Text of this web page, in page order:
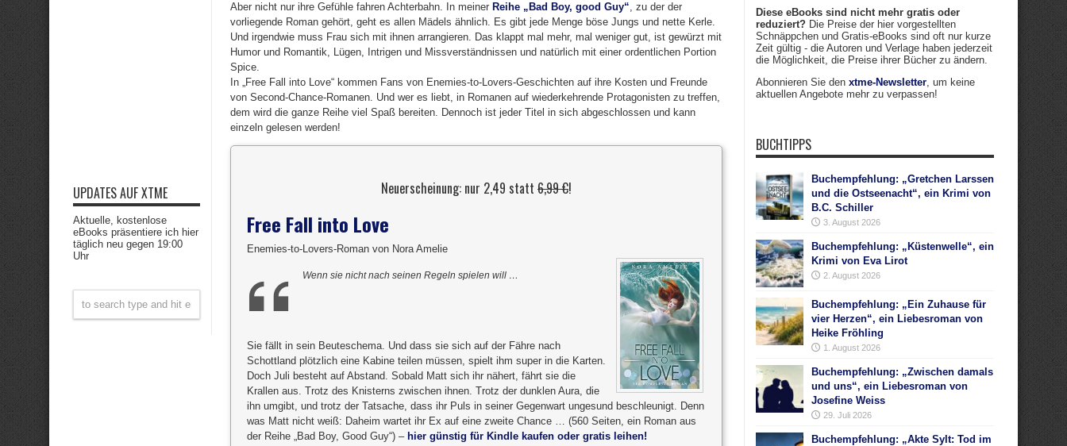
Aber nicht nur ihre Gefühle fahren Achterbahn. In meiner Reihe „Bad Boy, good Guy“, zu der der
vorliegende Roman gehört, geht es allen Mädels ähnlich. Es gibt jede Menge böse Jungs und nette Kerle.
Und irgendwie muss Frau sich mit ihnen arrangieren. Das klappt mal mehr, mal weniger gut, ist gewürzt mit
Humor und Romantik, Lügen, Intrigen und Missverständnissen und natürlich mit einer ordentlichen Portion
Spice.
In „Free Fall into Love“ kommen Fans von Enemies-to-Lovers-Geschichten auf ihre Kosten und Freunde
von Second-Chance-Romanen. Und wer es liebt, in Romanen auf wiederkehrende Protagonisten zu treffen,
dem wird die ganze Reihe viel Spaß bereiten. Dennoch ist jeder Titel in sich abgeschlossen und kann
einzeln gelesen werden!
Neuerscheinung: nur 2,49 statt 6,99 €!
Free Fall into Love
Enemies-to-Lovers-Roman von Nora Amelie
Wenn sie nicht nach seinen Regeln spielen will …
Sie fällt in sein Beuteschema. Und dass sie sich auf der Fähre nach
Schottland plötzlich eine Kabine teilen müssen, spielt ihm super in die Karten.
Doch Juli besteht auf Abstand. Sobald Matt sich ihr nähert, fährt sie die
Krallen aus. Trotz des Knisterns zwischen ihnen. Trotz der dunklen Aura, die
ihn umgibt, und trotz der Tatsache, dass ihr Puls in seiner Gegenwart ungesund beschleunigt. Denn
was Matt nicht weiß: Daheim wartet ihr Ex auf eine zweite Chance … (560 Seiten, ein Roman aus
der Reihe „Bad Boy, Good Guy“) – hier günstig für Kindle kaufen oder gratis leihen!
UPDATES AUF XTME
Aktuelle, kostenlose
eBooks präsentiere ich hier
täglich neu gegen 19:00
Uhr
Diese eBooks sind nicht mehr gratis oder
reduziert? Die Preise der hier vorgestellten
Schnäppchen und Gratis-eBooks sind oft nur kurze
Zeit gültig - die Autoren und Verlage haben jederzeit
die Möglichkeit, die Preise ihrer Bücher zu ändern.
Abonnieren Sie den xtme-Newsletter, um keine
aktuellen Angebote mehr zu verpassen!
BUCHTIPPS
Buchempfehlung: „Gretchen Larssen
und die Ostseenacht“, ein Krimi von
B.C. Schiller
3. August 2026
Buchempfehlung: „Küstenwelle“, ein
Krimi von Eva Lirot
2. August 2026
Buchempfehlung: „Ein Zuhause für
vier Herzen“, ein Liebesroman von
Heike Fröhling
1. August 2026
Buchempfehlung: „Zwischen damals
und uns“, ein Liebesroman von
Josefine Weiss
29. Juli 2026
Buchempfehlung: „Akte Sylt: Tod im